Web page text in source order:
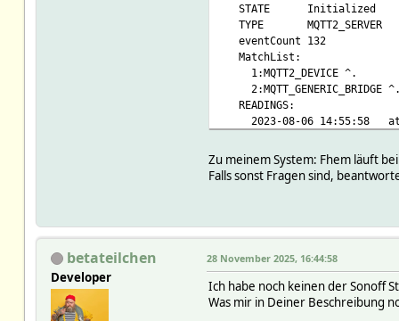
STATE Initialized
TYPE MQTT2_SERVER
eventCount 132
MatchList:
1:MQTT2_DEVICE ^.
2:MQTT_GENERIC_BRIDGE ^.
READINGS:
2023-08-06 14:55:58
2025-11-27
2025-11-23
clients:
retain:
homeassistant/sensor/
Zu meinem System: Fhem läuft
Falls sonst Fragen sind,
betateilchen
Developer
28 November 2025, 16:44:58
Ich habe noch keinen der Sonoff
Was mir in Deiner Beschreibung